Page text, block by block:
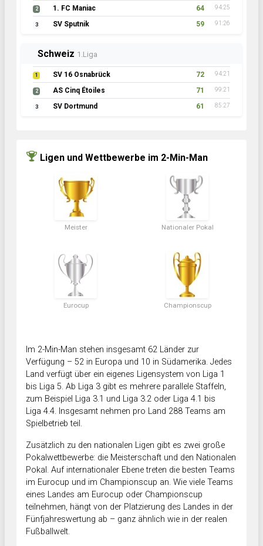
2 1. FC Maniac 64 94:25
3 SV Sputnik 59 91:26
Schweiz 1.Liga
1 SV 16 Osnabrück 72 94:21
2 AS Cinq Étoiles 71 99:21
3 SV Dortmund 61 85:27
Ligen und Wettbewerbe im 2-Min-Man
Meister Nationaler Pokal
Eurocup Championscup
Im 2-Min-Man stehen insgesamt 62 Länder zur
Verfügung – 52 in Europa und 10 in Südamerika. Jedes
Land verfügt über ein eigenes Ligensystem von Liga 1
bis Liga 5. Ab Liga 3 gibt es mehrere parallele Staffeln,
zum Beispiel Liga 3.1 und Liga 3.2 oder Liga 4.1 bis
Liga 4.4. Insgesamt nehmen pro Land 288 Teams am
Spielbetrieb teil.
Zusätzlich zu den nationalen Ligen gibt es zwei große
Pokalwettbewerbe: die Meisterschaft und den Nationalen
Pokal. Auf internationaler Ebene treten die besten Teams
im Eurocup und im Championscup an. Wie viele Teams
eines Landes am Eurocup oder Championscup
teilnehmen, hängt von der Platzierung des Landes in der
Fünfjahreswertung ab – ganz ähnlich wie in der realen
Fußballwelt.